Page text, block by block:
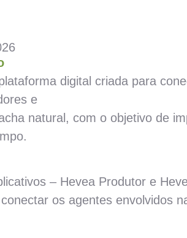
digital criada para
e
natural, com o objetivo de
– Hevea Produtor e
os agentes envolvidos